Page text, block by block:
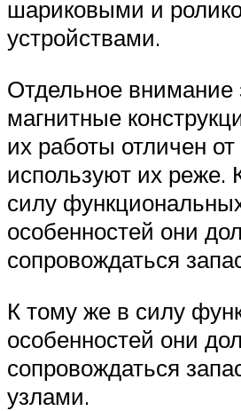
шариковыми и
устройствами.
Отдельное внимание
магнитные
их работы отличен
используют их реже.
силу
особенностей они
сопровождаться
К тому же в силу
особенностей они
сопровождаться
узлами.